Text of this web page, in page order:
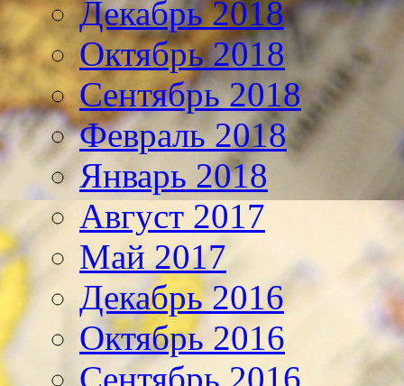
Декабрь 2018
Октябрь 2018
Сентябрь 2018
Февраль 2018
Январь 2018
Август 2017
Май 2017
Декабрь 2016
Октябрь 2016